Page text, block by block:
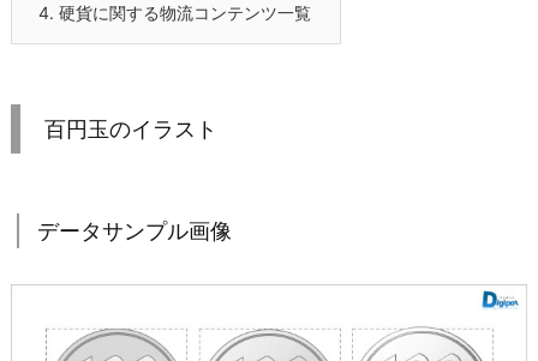
4. 硬貨に関する物流コンテンツ一覧
百円玉のイラスト
データサンプル画像